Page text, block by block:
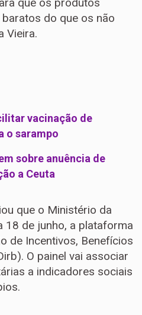
do que os não
Vieira.
vacinação de
o sarampo
sobre anuência de
a Ceuta
que o Ministério da
18 de junho, a plataforma
de Incentivos, Benefícios
O painel vai associar
a indicadores sociais